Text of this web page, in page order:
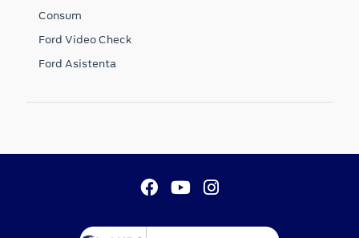
Consum
Ford Video Check
Ford Asistenta